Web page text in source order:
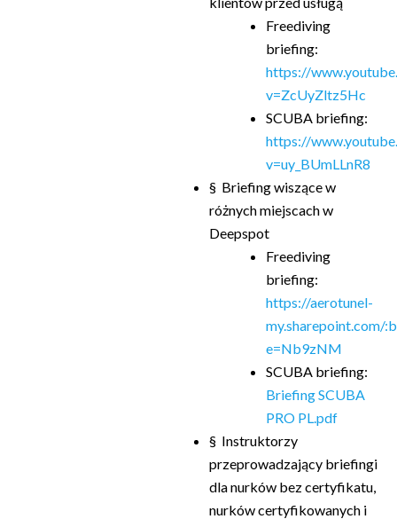
Freediving
briefing:
https://
v=ZcUyZltz5Hc
SCUBA briefing:
https://
v=uy_BUmLLnR8
§ Briefing wiszące w
różnych miejscach w
Deepspot
Freediving
briefing:
https://aerotunel-
my.sharepoint.com/
e=Nb9zNM
SCUBA briefing:
Briefing SCUBA
PRO PL.pdf
§ Instruktorzy
przeprowadzający briefingi
dla nurków bez certyfikatu,
nurków certyfikowanych i